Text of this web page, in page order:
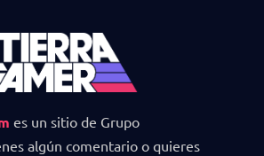
es un sitio de Grupo
algún comentario o quieres